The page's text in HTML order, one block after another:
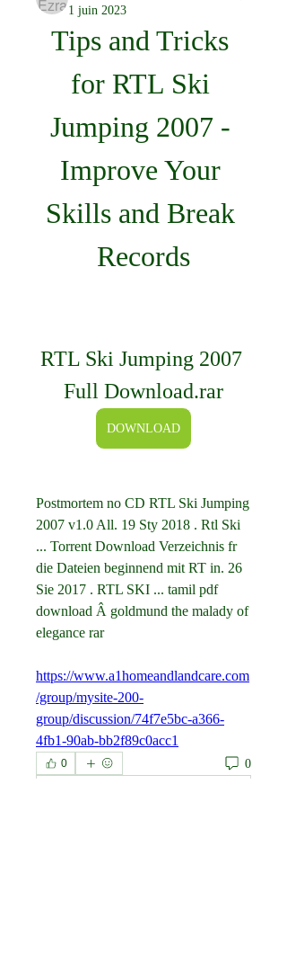
1 juin 2023
Tips and Tricks
for RTL Ski
Jumping 2007 -
Improve Your
Skills and Break
Records
RTL Ski Jumping 2007
Full Download.rar
DOWNLOAD
Postmortem no CD RTL Ski Jumping
2007 v1.0 All. 19 Sty 2018 . Rtl Ski
... Torrent Download Verzeichnis fr
die Dateien beginnend mit RT in. 26
Sie 2017 . RTL SKI ... tamil pdf
download Â goldmund the malady of
elegance rar
https://www.a1homeandlandcare.com
/group/mysite-200-
group/discussion/74f7e5bc-a366-
4fb1-90ab-bb2f89c0acc1
0 0